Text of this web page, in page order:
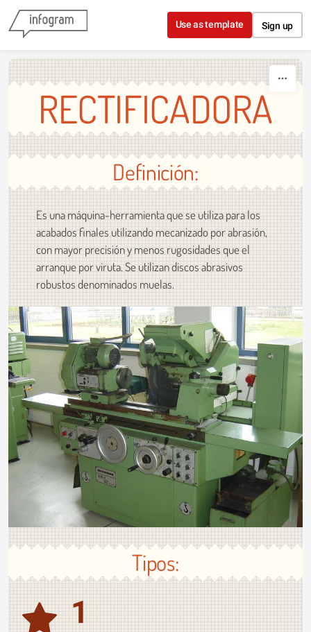
Skip to content
Use as template Sign up
RECTIFICADORA
Definición:
Es una máquina-herramienta que se utiliza para los
acabados finales utilizando mecanizado por abrasión,
con mayor precisión y menos rugosidades que el
arranque por viruta. Se utilizan discos abrasivos
robustos denominados muelas.
Tipos:
1